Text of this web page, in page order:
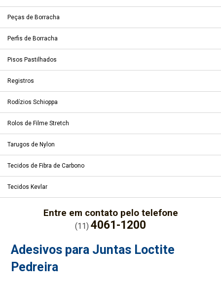
Peças de Borracha
Perfis de Borracha
Pisos Pastilhados
Registros
Rodízios Schioppa
Rolos de Filme Stretch
Tarugos de Nylon
Tecidos de Fibra de Carbono
Tecidos Kevlar
Entre em contato pelo telefone
(11) 4061-1200
Adesivos para Juntas Loctite
Pedreira